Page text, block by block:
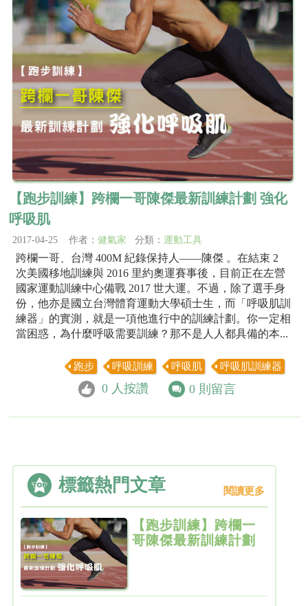
【跑步訓練】跨欄一哥陳傑最新訓練計劃 強化
呼吸肌
2017-04-25 作者： 健氣家 分類： 運動工具
跨欄一哥、台灣 400M 紀錄保持人——陳傑 。在結束 2
次美國移地訓練與 2016 里約奧運賽事後，目前正在左營
國家運動訓練中心備戰 2017 世大運。不過，除了選手身
份，他亦是國立台灣體育運動大學碩士生，而「呼吸肌訓
練器」的實測，就是一項他進行中的訓練計劃。你一定相
當困惑，為什麼呼吸需要訓練？那不是人人都具備的本...
跑步 呼吸訓練 呼吸肌 呼吸肌訓練器
0 人按讚 0 則留言
標籤熱門文章 閱讀更多
【跑步訓練】跨欄一
哥陳傑最新訓練計劃